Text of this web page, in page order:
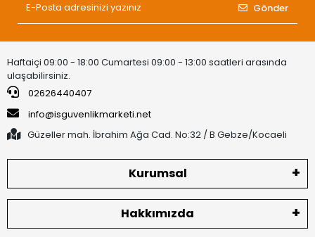
Gönder
Haftaiçi 09:00 - 18:00 Cumartesi 09:00 - 13:00 saatleri arasında
ulaşabilirsiniz.
02626440407
info@isguvenlikmarketi.net
Güzeller mah. İbrahim Ağa Cad. No:32 / B Gebze/Kocaeli
Kurumsal
Hakkımızda